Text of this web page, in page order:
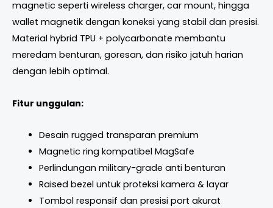
magnetic seperti wireless charger, car mount, hingga
wallet magnetik dengan koneksi yang stabil dan presisi.
Material hybrid TPU + polycarbonate membantu
meredam benturan, goresan, dan risiko jatuh harian
dengan lebih optimal.
Fitur unggulan:
Desain rugged transparan premium
Magnetic ring kompatibel MagSafe
Perlindungan military-grade anti benturan
Raised bezel untuk proteksi kamera & layar
Tombol responsif dan presisi port akurat